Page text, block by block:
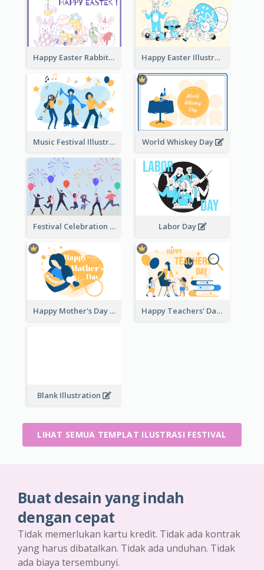
Happy Easter Rabbit Illustration Happy Easter Illustration
Music Festival Illustration World Whiskey Day
Festival Celebration Illustration Labor Day
Happy Mother's Day Happy Teachers' Day
Blank Illustration
LIHAT SEMUA TEMPLAT ILUSTRASI FESTIVAL
Buat desain yang indah
dengan cepat
Tidak memerlukan kartu kredit. Tidak ada kontrak
yang harus dibatalkan. Tidak ada unduhan. Tidak
ada biaya tersembunyi.